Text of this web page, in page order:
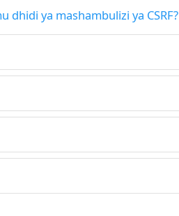
ya mashambulizi ya CSRF?